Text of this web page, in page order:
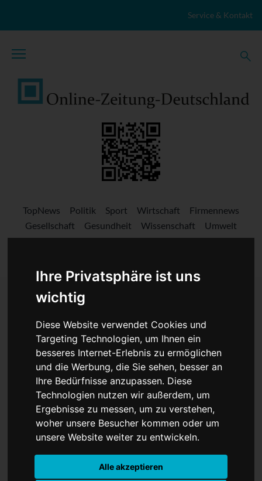
Ihre Privatsphäre ist uns
wichtig
Diese Website verwendet Cookies und
Targeting Technologien, um Ihnen ein
besseres Internet-Erlebnis zu ermöglichen
und die Werbung, die Sie sehen, besser an
Ihre Bedürfnisse anzupassen. Diese
Technologien nutzen wir außerdem, um
Ergebnisse zu messen, um zu verstehen,
woher unsere Besucher kommen oder um
unsere Website weiter zu entwickeln.
Alle akzeptieren
Service & Kontakt
TopNews Politik Sport Wirtschaft
Firmennews
Gesellschaft
Gesundheit Wissenschaft
Umwelt
Kultur
Veranstaltungen Lokales
Marktplatz
Ausstellungen und
Veranstaltungen im März